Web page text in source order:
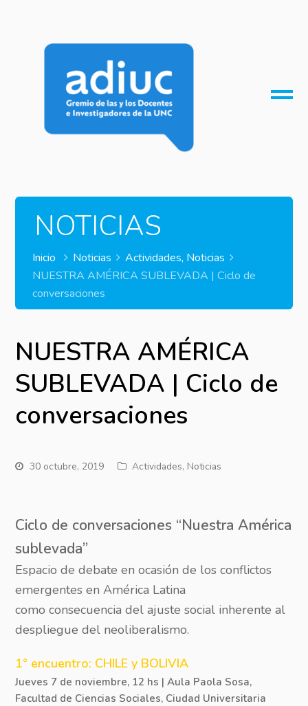
NOTICIAS
Inicio Noticias Actividades, Noticias
NUESTRA AMÉRICA SUBLEVADA | Ciclo de
conversaciones
NUESTRA AMÉRICA
SUBLEVADA | Ciclo de
conversaciones
30 octubre, 2019 Actividades, Noticias
Ciclo de conversaciones “Nuestra América
sublevada”
Espacio de debate en ocasión de los conflictos
emergentes en América Latina
comoconsecuencia del ajuste social inherente al
despliegue del neoliberalismo.
1° encuentro: CHILE y BOLIVIA
Jueves 7 de noviembre, 12 hs | Aula Paola Sosa,
Facultad de Ciencias Sociales, Ciudad Universitaria